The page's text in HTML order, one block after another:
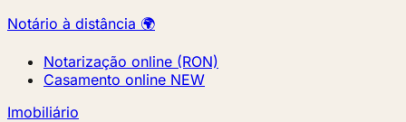
Notário à distância 🌍
Notarização online (RON)
Casamento online NEW
Imobiliário